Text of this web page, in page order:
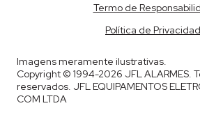
Termo de
Política de
Imagens meramente ilustrativas.
Copyright © 1994-2026 JFL ALARMES.
reservados. JFL EQUIPAMENTOS
COM LTDA